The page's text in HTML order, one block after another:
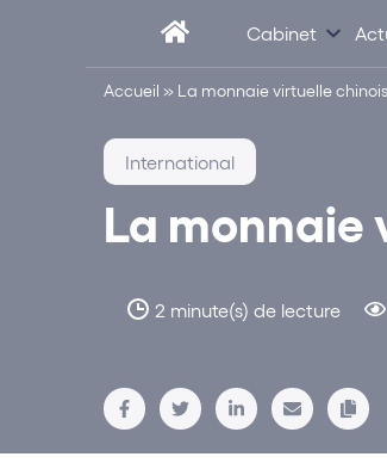
Cabinet
Accueil » La monnaie virtuelle
La monnaie
2 minute(s) de lecture
International